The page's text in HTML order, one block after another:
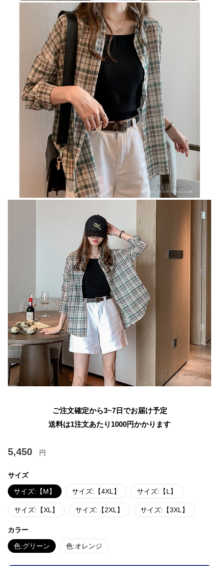
ご注文確定から3~7日でお届け予定
送料は1注文あたり 1000円かかります
5,450 円
サイズ
サイズ:【M】 サイズ:【4XL】 サイズ:【L】
サイズ:【XL】 サイズ:【2XL】 サイズ:【3XL】
カラー
色:グリーン 色:オレンジ